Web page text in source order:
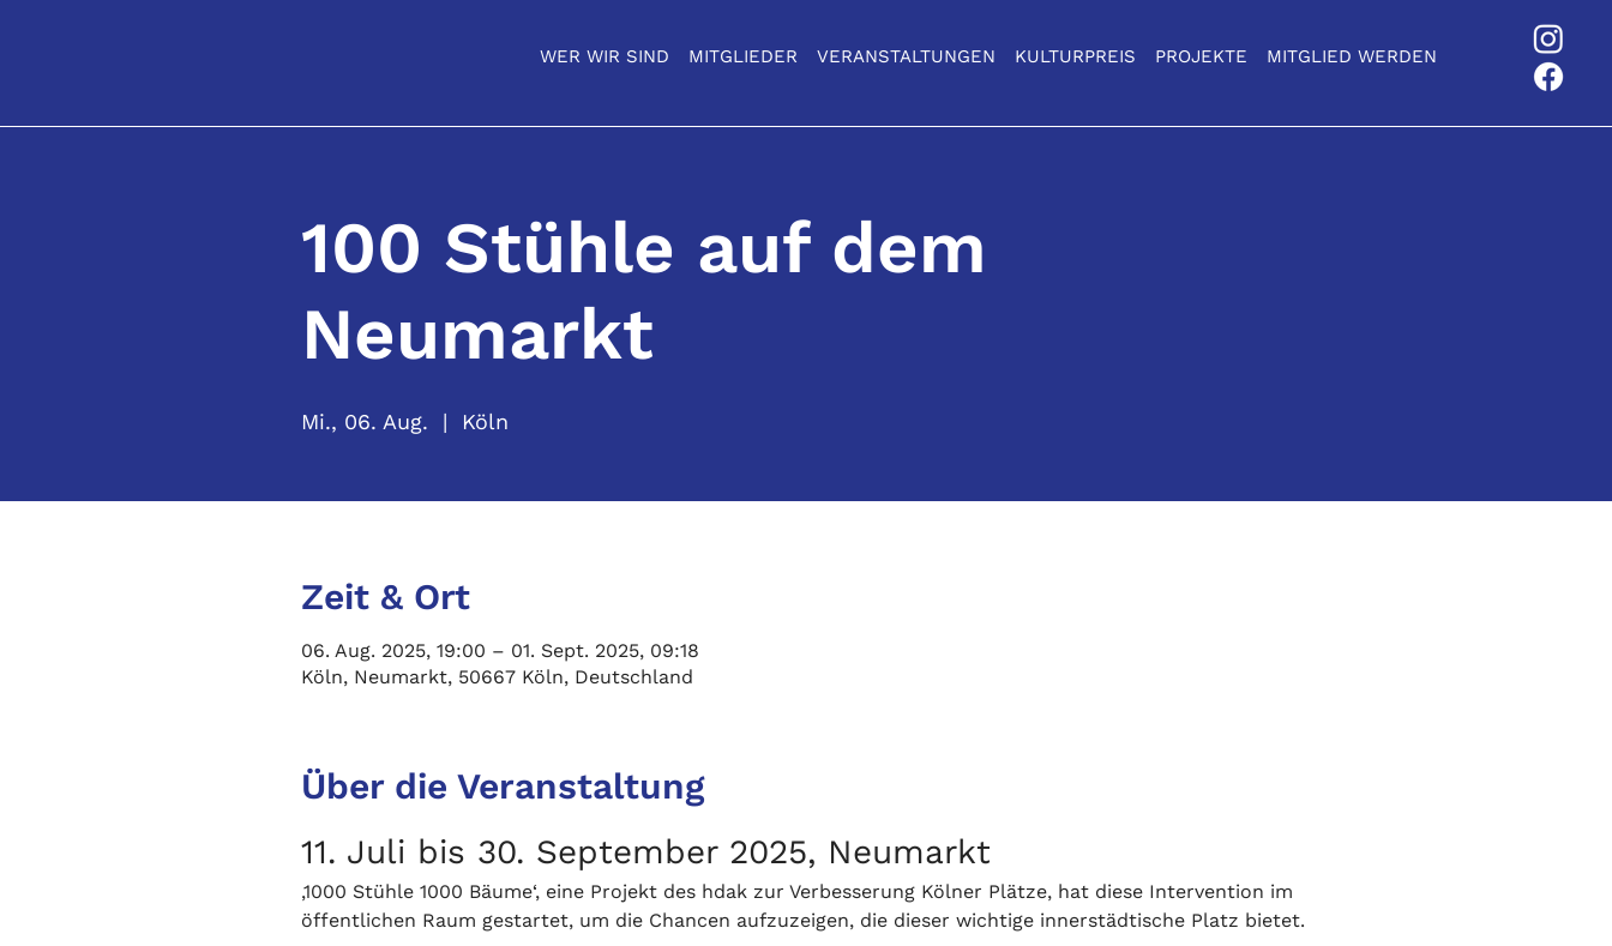
WER WIR SIND MITGLIEDER VERANSTALTUNGEN KULTURPREIS PROJEKTE MITGLIED WERDEN
100 Stühle auf dem
Neumarkt
Mi., 06. Aug.
  |
Köln
Zeit & Ort
06. Aug. 2025, 19:00 – 01. Sept. 2025, 09:18
Köln, Neumarkt, 50667 Köln, Deutschland
Über die Veranstaltung
11. Juli bis 30. September 2025, Neumarkt
‚1000 Stühle 1000 Bäume‘, eine Projekt des hdak zur Verbesserung Kölner Plätze, hat diese Intervention im
öffentlichen Raum gestartet, um die Chancen aufzuzeigen, die dieser wichtige innerstädtische Platz bietet.